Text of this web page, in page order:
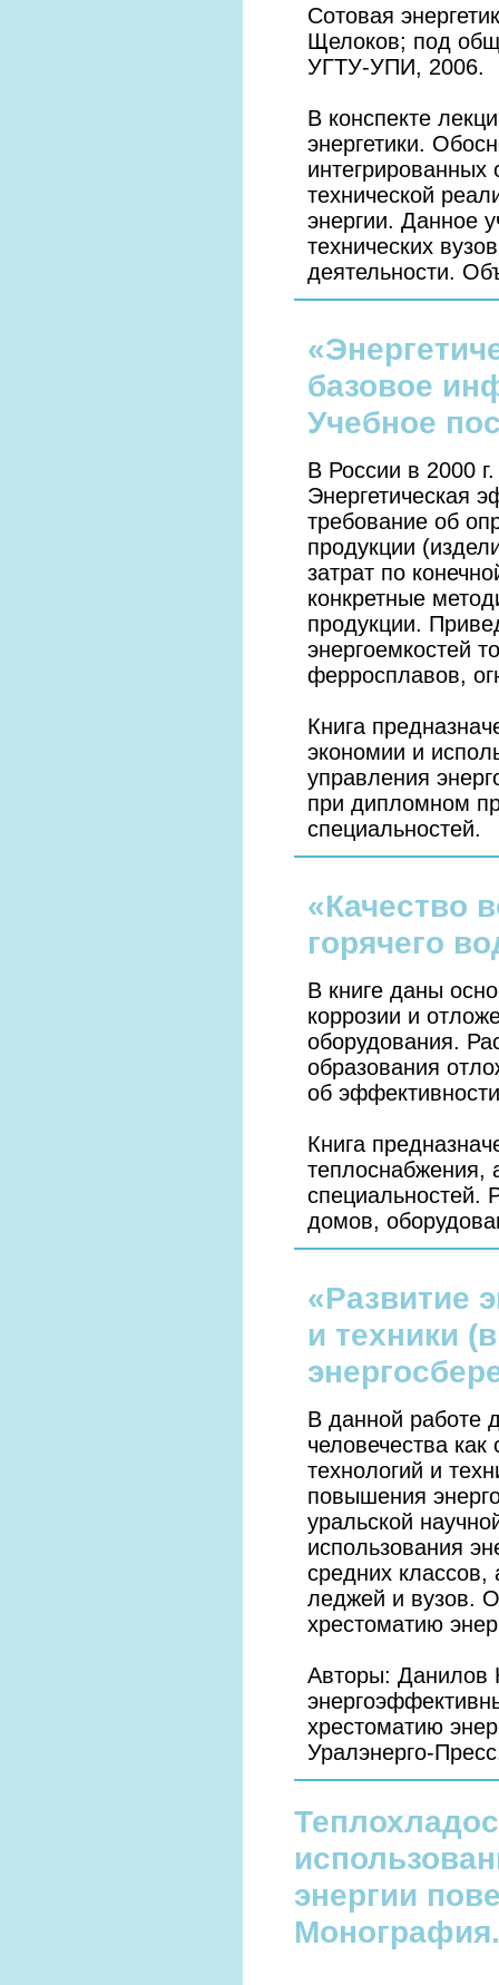
Сотовая
Щелоков; под
УГТУ-УПИ, 2006.
В конспекте
энергетики.
технической
энергии. Данное
технических
деятельности.
базовое
Учебное
В России в 2000
Энергетическая
требование об
продукции
затрат по
конкретные
продукции.
энергоемкостей
ферросплавов,
Книга
экономии и
управления
при дипломном
специальностей.
«Качество
горячего
В книге даны
коррозии и
оборудования.
образования
об
Книга
теплоснабжения,
специальностей.
домов,
«Развитие
и техники
В данной работе
человече­ства
технологий и
повышения
уральской
использования
средних классов,
леджей и вузов.
хрестоматию
Авторы: Данилов
хрестоматию
Уралэнерго-
энергии